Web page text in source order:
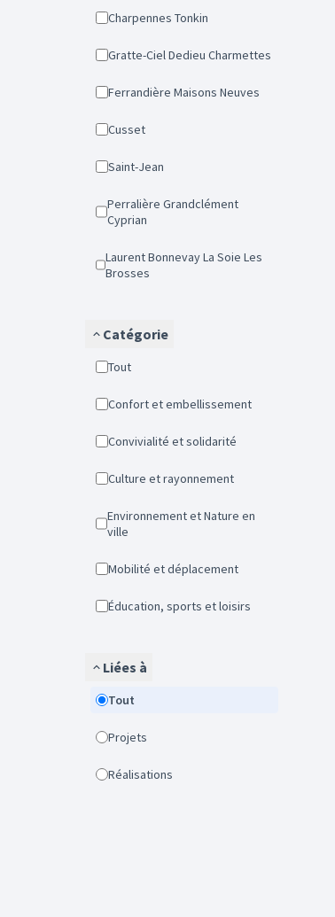
Charpennes Tonkin
Gratte-Ciel Dedieu Charmettes
Ferrandière Maisons Neuves
Cusset
Saint-Jean
Perralière Grandclément
Cyprian
Laurent Bonnevay La Soie Les
Brosses
Catégorie
Tout
Confort et embellissement
Convivialité et solidarité
Culture et rayonnement
Environnement et Nature en
ville
Mobilité et déplacement
Éducation, sports et loisirs
Liées à
Tout
Projets
Réalisations